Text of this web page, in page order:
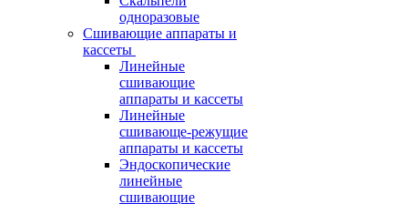
одноразовые
Сшивающие аппараты и
кассеты
Линейные
сшивающие
аппараты и кассеты
Линейные
сшивающе-режущие
аппараты и кассеты
Эндоскопические
линейные
сшивающие